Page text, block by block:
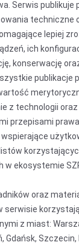
Serwis publikuje
techniczne
lepiej
ich
konserwację
publikacje
z technologii
przepisami
w ekosystemie
oraz
serwisie
z miast:
Gdańsk,